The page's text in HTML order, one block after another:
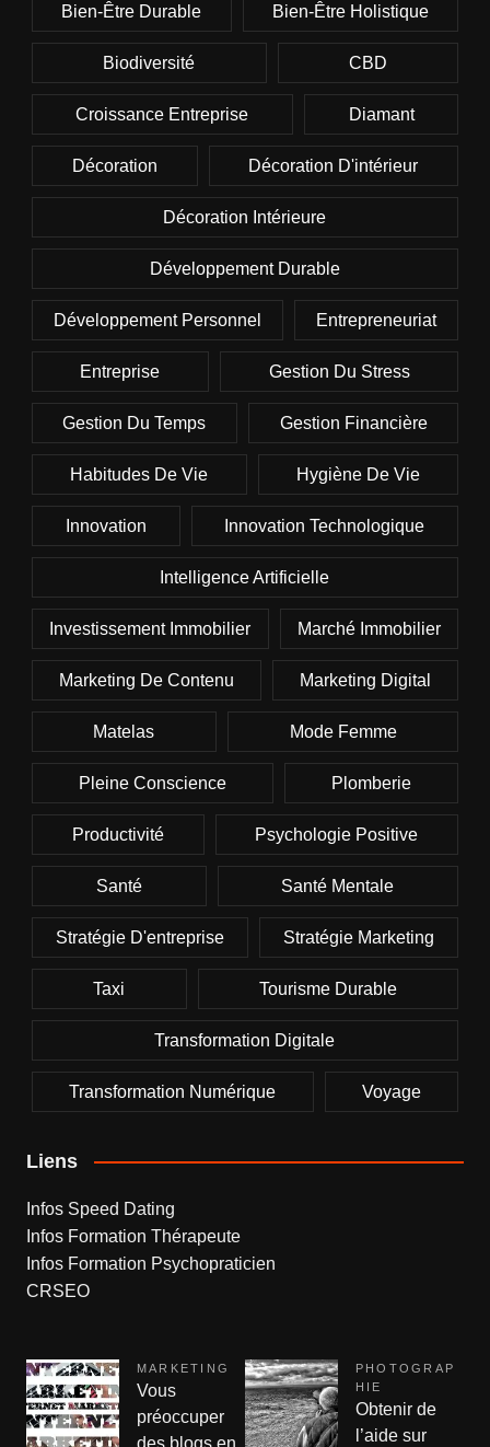
Bien-Être Durable Bien-Être Holistique
Biodiversité CBD
Croissance Entreprise Diamant
Décoration Décoration D'intérieur
Décoration Intérieure
Développement Durable
Développement Personnel Entrepreneuriat
Entreprise Gestion Du Stress
Gestion Du Temps Gestion Financière
Habitudes De Vie Hygiène De Vie
Innovation Innovation Technologique
Intelligence Artificielle
Investissement Immobilier Marché Immobilier
Marketing De Contenu Marketing Digital
Matelas Mode Femme
Pleine Conscience Plomberie
Productivité Psychologie Positive
Santé Santé Mentale
Stratégie D'entreprise Stratégie Marketing
Taxi Tourisme Durable
Transformation Digitale
Transformation Numérique Voyage
Liens
Infos Speed Dating
Infos Formation Thérapeute
Infos Formation Psychopraticien
CRSEO
MARKETING
Vous
préoccuper
des blogs en
PHOTOGRAP
HIE
Obtenir de
l’aide sur